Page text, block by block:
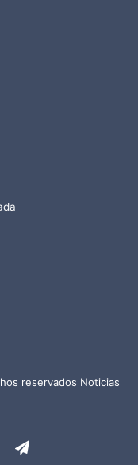
reservados Noticias
Telegram